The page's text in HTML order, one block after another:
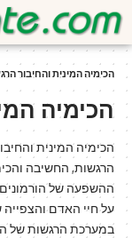
הכימיה המינית והחיבור
הכימיה
הכימיה המינית
הרגשות, החשיבה
ההשפעה של
על חיי האדם
במערכת הרגשות של